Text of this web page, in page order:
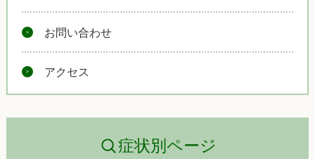
お問い合わせ
アクセス
症状別ページ